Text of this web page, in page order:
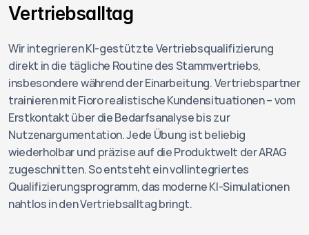
Vertriebsalltag
Wir integrieren KI-gestützte Vertriebsqualifizierung
direkt in die tägliche Routine des Stammvertriebs,
insbesondere während der Einarbeitung. Vertriebspartner
trainieren mit Fioro realistische Kundensituationen – vom
Erstkontakt über die Bedarfsanalyse bis zur
Nutzenargumentation. Jede Übung ist beliebig
wiederholbar und präzise auf die Produktwelt der ARAG
zugeschnitten. So entsteht ein vollintegriertes
Qualifizierungsprogramm, das moderne KI-Simulationen
nahtlos in den Vertriebsalltag bringt.